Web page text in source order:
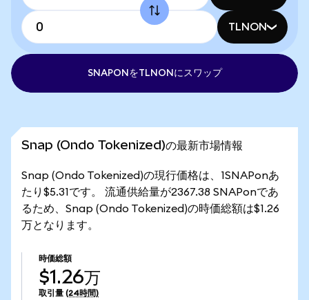
TLNON
SNAPONをTLNONにスワップ
Snap (Ondo Tokenized)の最新市場情報
Snap (Ondo Tokenized)の現行価格は、1SNAPonあ
たり$5.31です。 流通供給量が2367.38 SNAPonであ
るため、Snap (Ondo Tokenized)の時価総額は$1.26
万となります。
時価総額
$1.26万
取引量 (24時間)